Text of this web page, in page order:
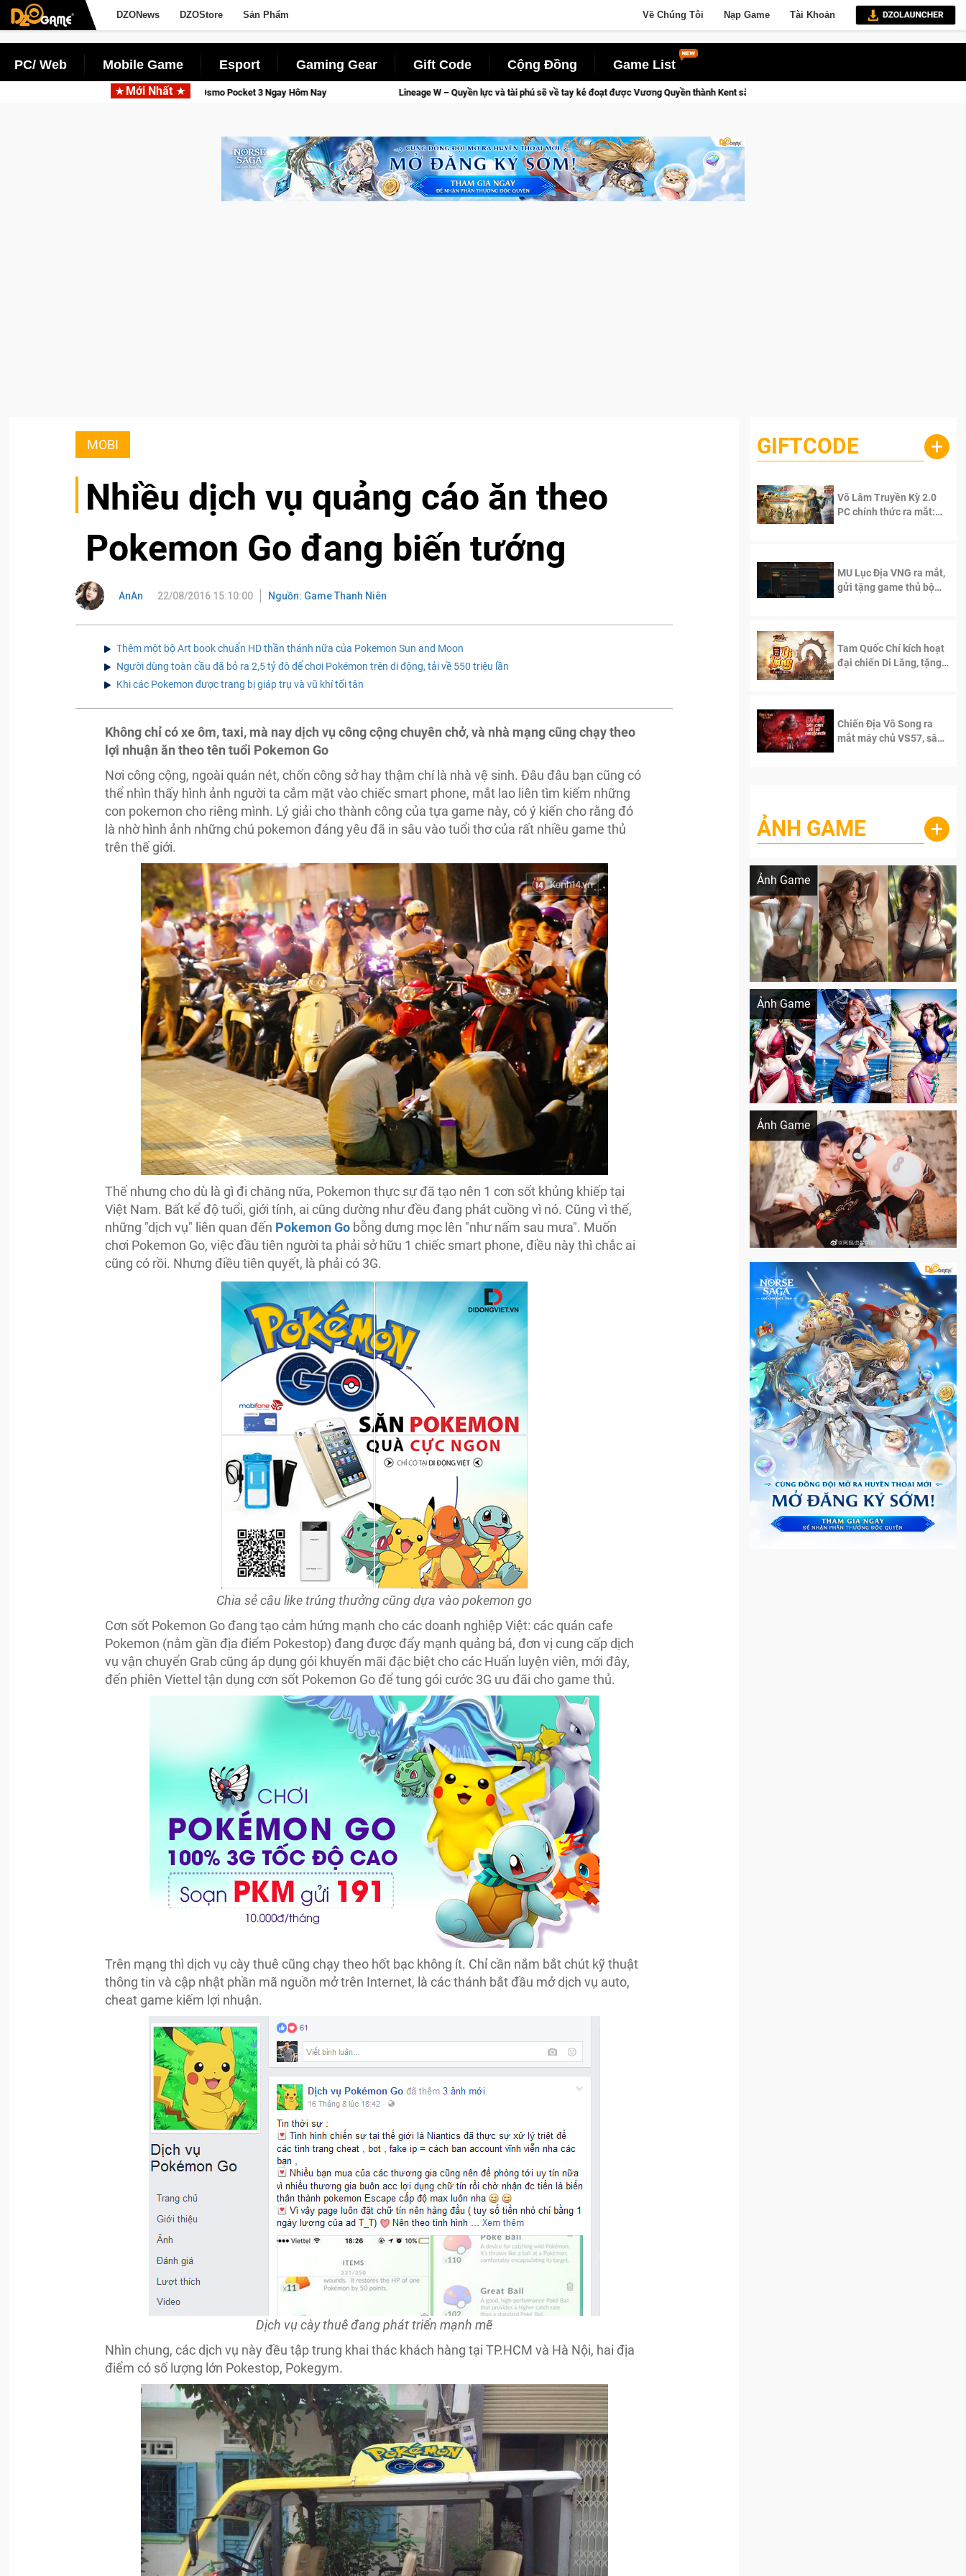
DZONews DZOStore Sản Phẩm Về Chúng Tôi Nạp Game Tài Khoản
PC/ Web Mobile Game Esport Gaming Gear Gift Code Cộng Đồng Game List
Mới Nhất
Săn DJI Osmo Pocket 3 Ngay Hôm Nay Lineage W – Quyền lực và tài phú sẽ về tay kẻ đoạt được Vương Quyền thành Kent sắp tới! Medal Hunter: Game bắn súng PvP tọa độ đỉnh cao đưa bạn vào
MOBI
Nhiều dịch vụ quảng cáo ăn theo
Pokemon Go đang biến tướng
AnAn 22/08/2016 15:10:00 Nguồn: Game Thanh Niên
Thêm một bộ Art book chuẩn HD thần thánh nữa của Pokemon Sun and Moon
Người dùng toàn cầu đã bỏ ra 2,5 tỷ đô để chơi Pokémon trên di động, tải về 550 triệu lần
Khi các Pokemon được trang bị giáp trụ và vũ khí tối tân
Không chỉ có xe ôm, taxi, mà nay dịch vụ công cộng chuyên chở, và nhà mạng cũng chạy theo
lợi nhuận ăn theo tên tuổi Pokemon Go
Nơi công cộng, ngoài quán nét, chốn công sở hay thậm chí là nhà vệ sinh. Đâu đâu bạn cũng có
thể nhìn thấy hình ảnh người ta cắm mặt vào chiếc smart phone, mắt lao liên tìm kiếm những
con pokemon cho riêng mình. Lý giải cho thành công của tựa game này, có ý kiến cho rằng đó
là nhờ hình ảnh những chú pokemon đáng yêu đã in sâu vào tuổi thơ của rất nhiều game thủ
trên thế giới.
Thế nhưng cho dù là gì đi chăng nữa, Pokemon thực sự đã tạo nên 1 cơn sốt khủng khiếp tại
Việt Nam. Bất kể độ tuổi, giới tính, ai cũng dường như đều đang phát cuồng vì nó. Cũng vì thế,
những "dịch vụ" liên quan đến Pokemon Go bỗng dưng mọc lên "như nấm sau mưa". Muốn
chơi Pokemon Go, việc đầu tiên người ta phải sở hữu 1 chiếc smart phone, điều này thì chắc ai
cũng có rồi. Nhưng điều tiên quyết, là phải có 3G.
Chia sẻ câu like trúng thưởng cũng dựa vào pokemon go
Cơn sốt Pokemon Go đang tạo cảm hứng mạnh cho các doanh nghiệp Việt: các quán cafe
Pokemon (nằm gần địa điểm Pokestop) đang được đẩy mạnh quảng bá, đơn vị cung cấp dịch
vụ vận chuyển Grab cũng áp dụng gói khuyến mãi đặc biệt cho các Huấn luyện viên, mới đây,
đến phiên Viettel tận dụng cơn sốt Pokemon Go để tung gói cước 3G ưu đãi cho game thủ.
Trên mạng thì dịch vụ cày thuê cũng chạy theo hốt bạc không ít. Chỉ cần nắm bắt chút kỹ thuật
thông tin và cập nhật phần mã nguồn mở trên Internet, là các thánh bắt đầu mở dịch vụ auto,
cheat game kiếm lợi nhuận.
Dịch vụ cày thuê đang phát triển mạnh mẽ
Nhìn chung, các dịch vụ này đều tập trung khai thác khách hàng tại TP.HCM và Hà Nội, hai địa
điểm có số lượng lớn Pokestop, Pokegym.
GIFTCODE +
Võ Lâm Truyền Kỳ 2.0
PC chính thức ra mắt:
MU Lục Địa VNG ra mắt,
gửi tặng game thủ bộ
Tam Quốc Chí kích hoạt
đại chiến Di Lăng, tặng
Chiến Địa Vô Song ra
mắt máy chủ VS57, sân
ẢNH GAME +
Ảnh Game
Lala Croft vừa nóng vừa xinh dưới nét vẽ
Ảnh Game
Khi AI Cosplay gái đẹp One Piece
Ảnh Game
Cosplay Xiangling siêu cute